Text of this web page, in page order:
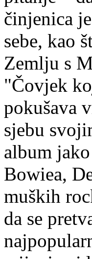
činjenica
sebe, kao
Zemlju s
"Čovjek
pokušava
sjebu
album
Bowiea,
muških
da se